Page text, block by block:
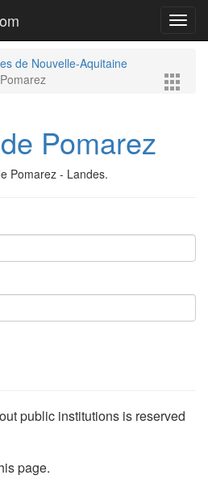
de Nouvelle-Aquitaine
Pomarez
Pomarez
Pomarez - Landes.
public institutions is reserved
page.